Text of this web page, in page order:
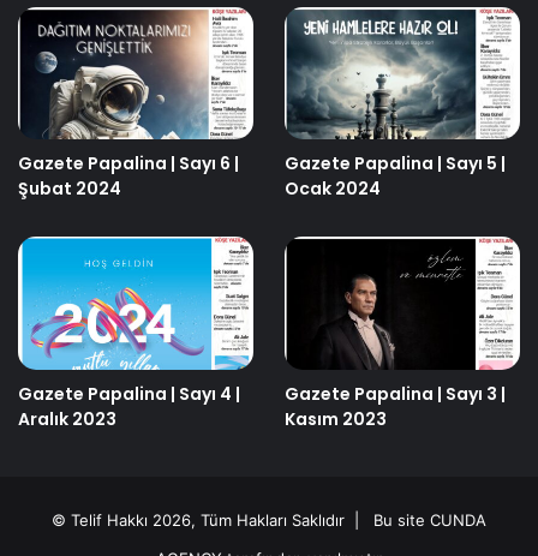
Gazete Papalina | Sayı 6 |
Şubat 2024
Gazete Papalina | Sayı 5 |
Ocak 2024
Gazete Papalina | Sayı 4 |
Aralık 2023
Gazete Papalina | Sayı 3 |
Kasım 2023
© Telif Hakkı 2026, Tüm Hakları Saklıdır | Bu site CUNDA